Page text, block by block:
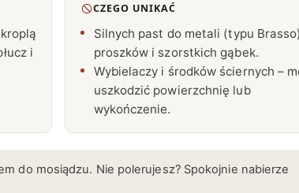
i
CZEGO UNIKAĆ
Silnych past do metali (typu
proszków i szorstkich gąbek.
Wybielaczy i środków ściernych –
uszkodzić powierzchnię lub
wykończenie.
do mosiądzu. Nie polerujesz? Spokojnie nabierze